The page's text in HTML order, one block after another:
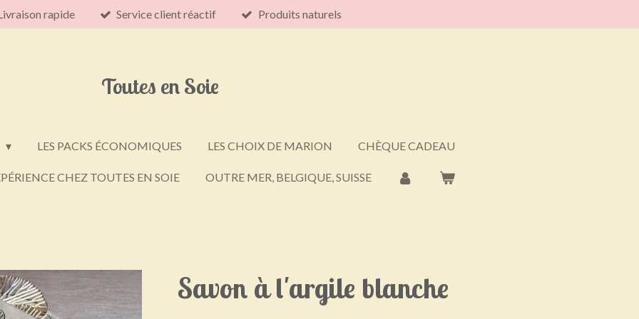
rapide Service client réactif Produits naturels
Toutes en Soie
LES PACKS ÉCONOMIQUES LES CHOIX DE MARION CHÈQUE CADEAU
CHEZ TOUTES EN SOIE OUTRE MER, BELGIQUE, SUISSE
Savon à l'argile blanche